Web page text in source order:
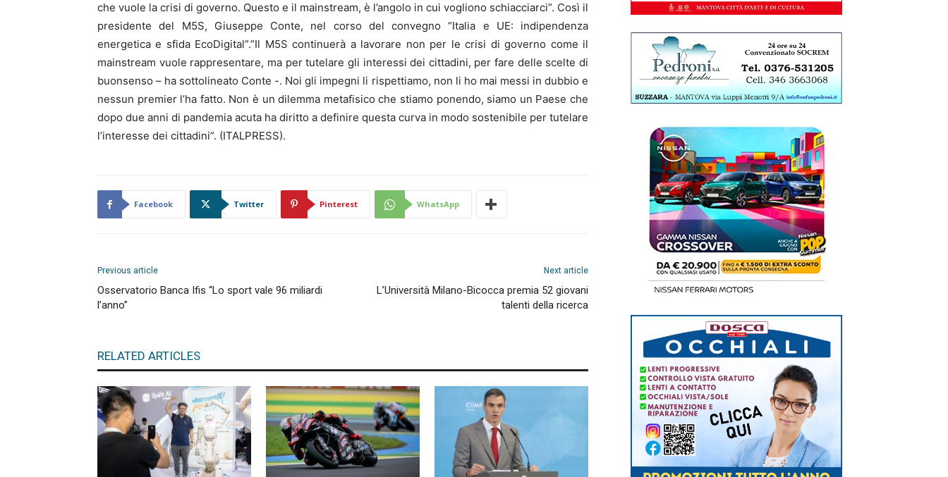
che vuole la crisi di governo. Questo e il mainstream, è l’angolo in cui vogliono schiacciarci”. Così il
presidente del M5S, Giuseppe Conte, nel corso del convegno “Italia e UE: indipendenza
energetica e sfida EcoDigital”.”Il M5S continuerà a lavorare non per le crisi di governo come il
mainstream vuole rappresentare, ma per tutelare gli interessi dei cittadini, per fare delle scelte di
buonsenso – ha sottolineato Conte -. Noi gli impegni li rispettiamo, non li ho mai messi in dubbio e
nessun premier l’ha fatto. Non è un dilemma metafisico che stiamo ponendo, siamo un Paese che
dopo due anni di pandemia acuta ha diritto a definire questa curva in modo sostenibile per tutelare
l’interesse dei cittadini”. (ITALPRESS).
Facebook Twitter Pinterest WhatsApp
Previous article
Osservatorio Banca Ifis “Lo sport vale 96 miliardi
l’anno”
Next article
L’Università Milano-Bicocca premia 52 giovani
talenti della ricerca
RELATED ARTICLES